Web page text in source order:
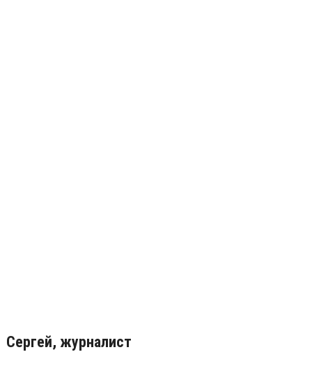
Сергей, журналист